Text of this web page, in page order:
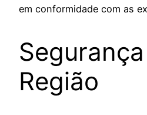
em conformidade com as
Região